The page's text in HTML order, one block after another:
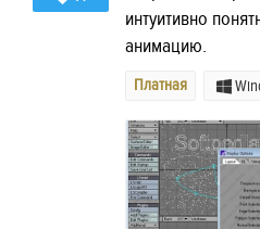
интуитивно
анимацию.
Платная